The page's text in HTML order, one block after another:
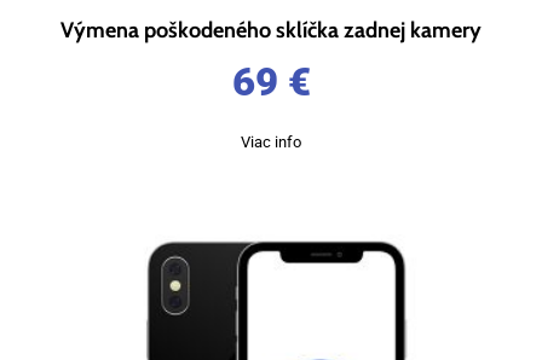
Výmena poškodeného sklíčka zadnej kamery
69 €
Viac info